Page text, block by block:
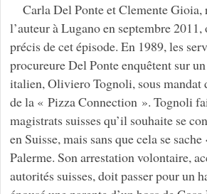
Carla Del Ponte et Clemente Gioia,
l’auteur à Lugano en septembre 2011,
précis de cet épisode. En 1989, les
procureure Del Ponte enquêtent sur
italien, Oliviero Tognoli, sous mandat
de la « Pizza Connection ». Tognoli
magistrats suisses qu’il souhaite se
en Suisse, mais sans que cela se sache
Palerme. Son arrestation volontaire,
autorités suisses, doit passer pour un